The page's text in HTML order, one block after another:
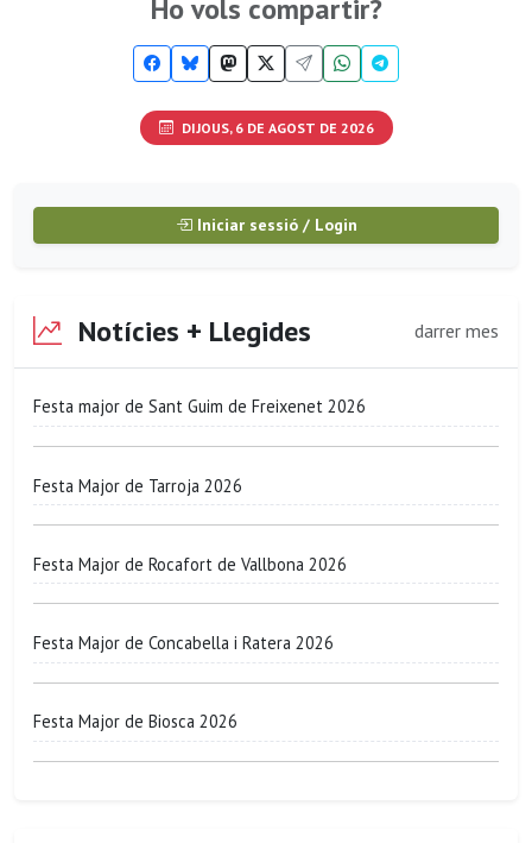
Ho vols compartir?
DIJOUS, 6 DE AGOST DE 2026
Iniciar sessió / Login
Notícies + Llegides darrer mes
Festa major de Sant Guim de Freixenet 2026
Festa Major de Tarroja 2026
Festa Major de Rocafort de Vallbona 2026
Festa Major de Concabella i Ratera 2026
Festa Major de Biosca 2026